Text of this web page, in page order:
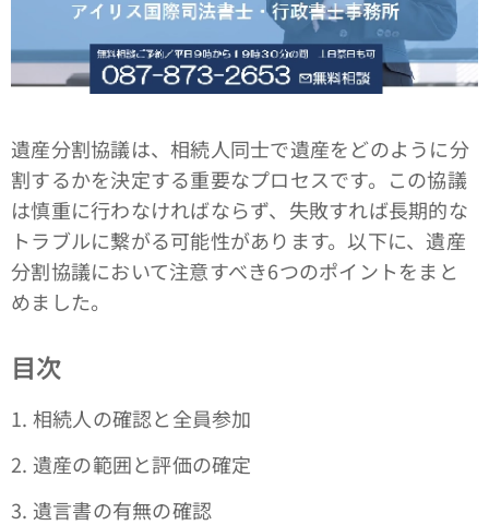
遺産分割協議は、相続人同士で遺産をどのように分
割するかを決定する重要なプロセスです。この協議
は慎重に行わなければならず、失敗すれば長期的な
トラブルに繋がる可能性があります。以下に、遺産
分割協議において注意すべき6つのポイントをまと
めました。
目次
1. 相続人の確認と全員参加
2. 遺産の範囲と評価の確定
3. 遺言書の有無の確認